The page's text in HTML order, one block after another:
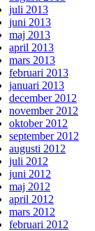
juli 2013
juni 2013
maj 2013
april 2013
mars 2013
februari 2013
januari 2013
december 2012
november 2012
oktober 2012
september 2012
augusti 2012
juli 2012
juni 2012
maj 2012
april 2012
mars 2012
februari 2012